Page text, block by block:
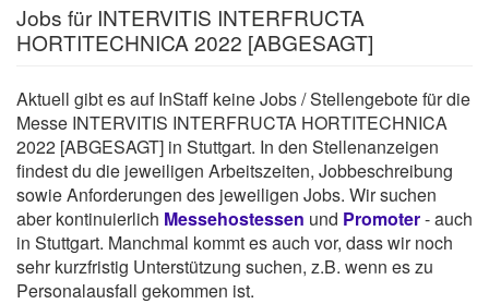
Jobs für INTERVITIS INTERFRUCTA
HORTITECHNICA 2022 [ABGESAGT]
Aktuell gibt es auf InStaff keine Jobs / Stellengebote für die
Messe INTERVITIS INTERFRUCTA HORTITECHNICA
2022 [ABGESAGT] in Stuttgart. In den Stellenanzeigen
findest du die jeweiligen Arbeitszeiten, Jobbeschreibung
sowie Anforderungen des jeweiligen Jobs. Wir suchen
aber kontinuierlich Messehostessen und Promoter- auch
in Stuttgart. Manchmal kommt es auch vor, dass wir noch
sehr kurzfristig Unterstützung suchen, z.B. wenn es zu
Personalausfall gekommen ist.